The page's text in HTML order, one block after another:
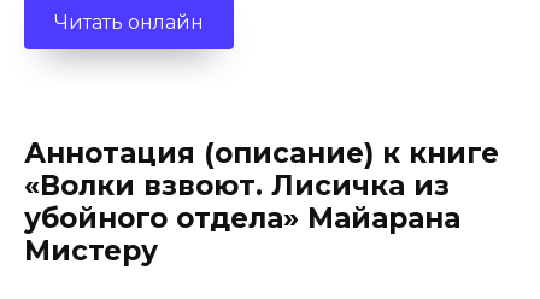
Читать онлайн
Аннотация (описание) к книге
«Волки взвоют. Лисичка из
убойного отдела» Майарана
Мистеру